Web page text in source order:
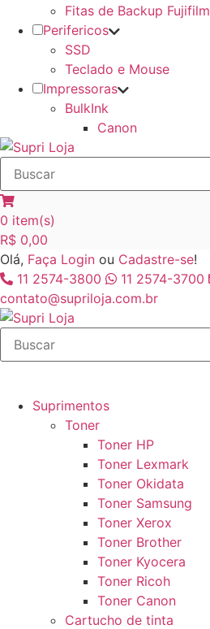
Fitas de Backup Fujifilm
Perifericos
SSD
Teclado e Mouse
Impressoras
BulkInk
Canon
0 item(s)
R$ 0,00
Olá, Faça Login ou Cadastre-se!
11 2574-3800
11 2574-3700
contato@supriloja.com.br
Suprimentos
Toner
Toner HP
Toner Lexmark
Toner Okidata
Toner Samsung
Toner Xerox
Toner Brother
Toner Kyocera
Toner Ricoh
Toner Canon
Cartucho de tinta